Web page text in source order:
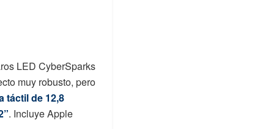
LED CyberSparks
muy robusto, pero
táctil de 12,8
. Incluye Apple